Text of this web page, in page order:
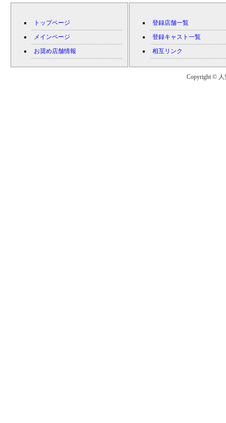
トップページ
メインページ
お奨め店舗情報
登録店舗一覧
登録キャスト一覧
相互リンク
Copyright © 人